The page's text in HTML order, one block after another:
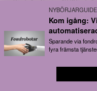
finansinspektionens tillsyn och
investeringsbeslut baserade på
från Börskollen eller personer
självständigt av investeraren.
förlust eller skada av vad slag
material härrörande från tjänsten
Börskollen
📰 Samlar börs- och
NYBÖRJARGUIDE
Kom igång:
Sparande via
fyra främsta